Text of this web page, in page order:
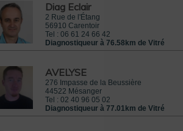
Diag Eclair
2 Rue de l'Étang
56910 Carentoir
Tel : 06 61 24 66 42
Diagnostiqueur à 76.58km de Vitré
AVELYSE
276 Impasse de la Beussière
44522 Mésanger
Tel : 02 40 96 05 02
Diagnostiqueur à 77.01km de Vitré